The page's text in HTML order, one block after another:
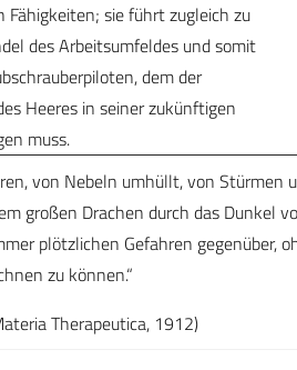
Fähigkeiten; sie führt zugleich zu
des Arbeitsumfeldes und somit
dem der
Heeres in seiner zukünftigen
muss.
von Nebeln umhüllt, von Stürmen
großen Drachen durch das Dunkel
plötzlichen Gefahren gegenüber,
zu können.“
Therapeutica, 1912)